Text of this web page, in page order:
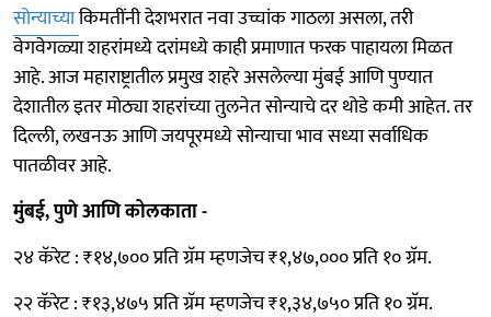
सोन्याच्याकिमतींनी देशभरात नवा उच्चांक गाठला असला, तरी
वेगवेगळ्या शहरांमध्ये दरांमध्ये काही प्रमाणात फरक पाहायला मिळत
आहे. आज महाराष्ट्रातील प्रमुख शहरे असलेल्या मुंबई आणि पुण्यात
देशातील इतर मोठ्या शहरांच्या तुलनेत सोन्याचे दर थोडे कमी आहेत. तर
दिल्ली, लखनऊ आणि जयपूरमध्ये सोन्याचा भाव सध्या सर्वाधिक
पातळीवर आहे.
मुंबई, पुणे आणि कोलकाता -
२४ कॅरेट : ₹१४,७०० प्रति ग्रॅम म्हणजेच ₹१,४७,००० प्रति १० ग्रॅम.
२२ कॅरेट : ₹१३,४७५ प्रति ग्रॅम म्हणजेच ₹१,३४,७५० प्रति १० ग्रॅम.